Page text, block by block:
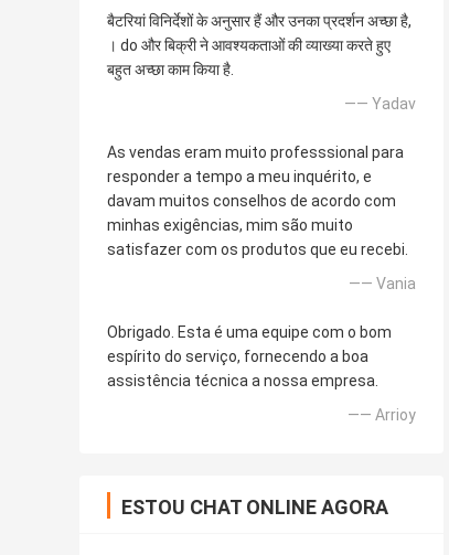
बैटरियां विनिर्देशों के अनुसार हैं और उनका प्रदर्शन अच्छा है,
। do और बिक्री ने आवश्यकताओं की व्याख्या करते हुए
बहुत अच्छा काम किया है.
—— Yadav
As vendas eram muito professsional para
responder a tempo a meu inquérito, e
davam muitos conselhos de acordo com
minhas exigências, mim são muito
satisfazer com os produtos que eu recebi.
—— Vania
Obrigado. Esta é uma equipe com o bom
espírito do serviço, fornecendo a boa
assistência técnica a nossa empresa.
—— Arrioy
ESTOU CHAT ONLINE AGORA